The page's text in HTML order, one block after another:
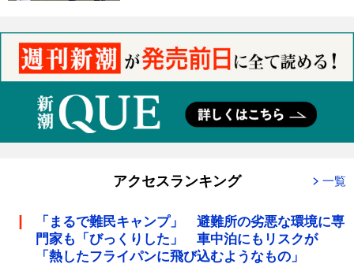
アクセスランキング 一覧
「まるで難民キャンプ」 避難所の劣悪な環境に専
門家も「びっくりした」 車中泊にもリスクが
「熱したフライパンに飛び込むようなもの」